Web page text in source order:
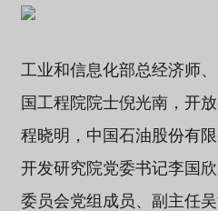
工业和信息化部总经济师
国工程院院士倪光南，开
程晓明，中国石油股份有
开发研究院党委书记李国
委员会党组成员、副主任